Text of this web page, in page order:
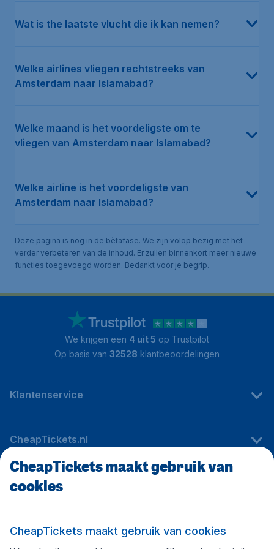
Wat is the laatste vlucht die ik kan nemen?
Welke airlines vliegen rechtstreeks van
Amsterdam naar Islamabad?
Welke maand is het voordeligste om te
vliegen van Amsterdam naar Islamabad?
Welke airline is het voordeligste van
Amsterdam naar Islamabad?
Deze pagina is nog in de bètafase. We zijn volop bezig met het
verder verbeteren van de inhoud. Er zullen binnenkort meer nieuwe
functies toegevoegd worden. Bedankt voor je begrip.
We krijgen een 4 uit 5 op Trustpilot
Op basis van 32528 klantbeoordelingen
Klantenservice
CheapTickets.nl
Internationale sites
Volg CheapTickets.nl
CheapTickets maakt gebruik van
cookies
CheapTickets maakt gebruik van cookies